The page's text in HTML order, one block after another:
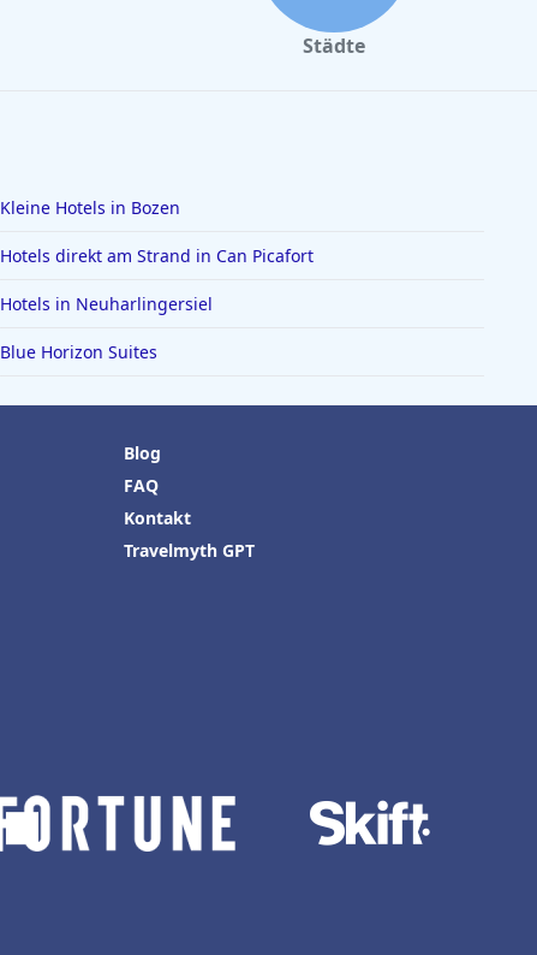
Städte
Kleine Hotels in Bozen
Hotels direkt am Strand in Can Picafort
Hotels in Neuharlingersiel
Blue Horizon Suites
Blog
FAQ
Kontakt
Travelmyth GPT